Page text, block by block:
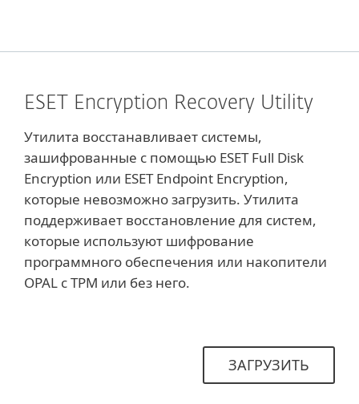
ESET Encryption Recovery Utility
Утилита восстанавливает системы,
зашифрованные с помощью ESET Full Disk
Encryption или ESET Endpoint Encryption,
которые невозможно загрузить. Утилита
поддерживает восстановление для систем,
которые используют шифрование
программного обеспечения или накопители
OPAL с TPM или без него.
ЗАГРУЗИТЬ